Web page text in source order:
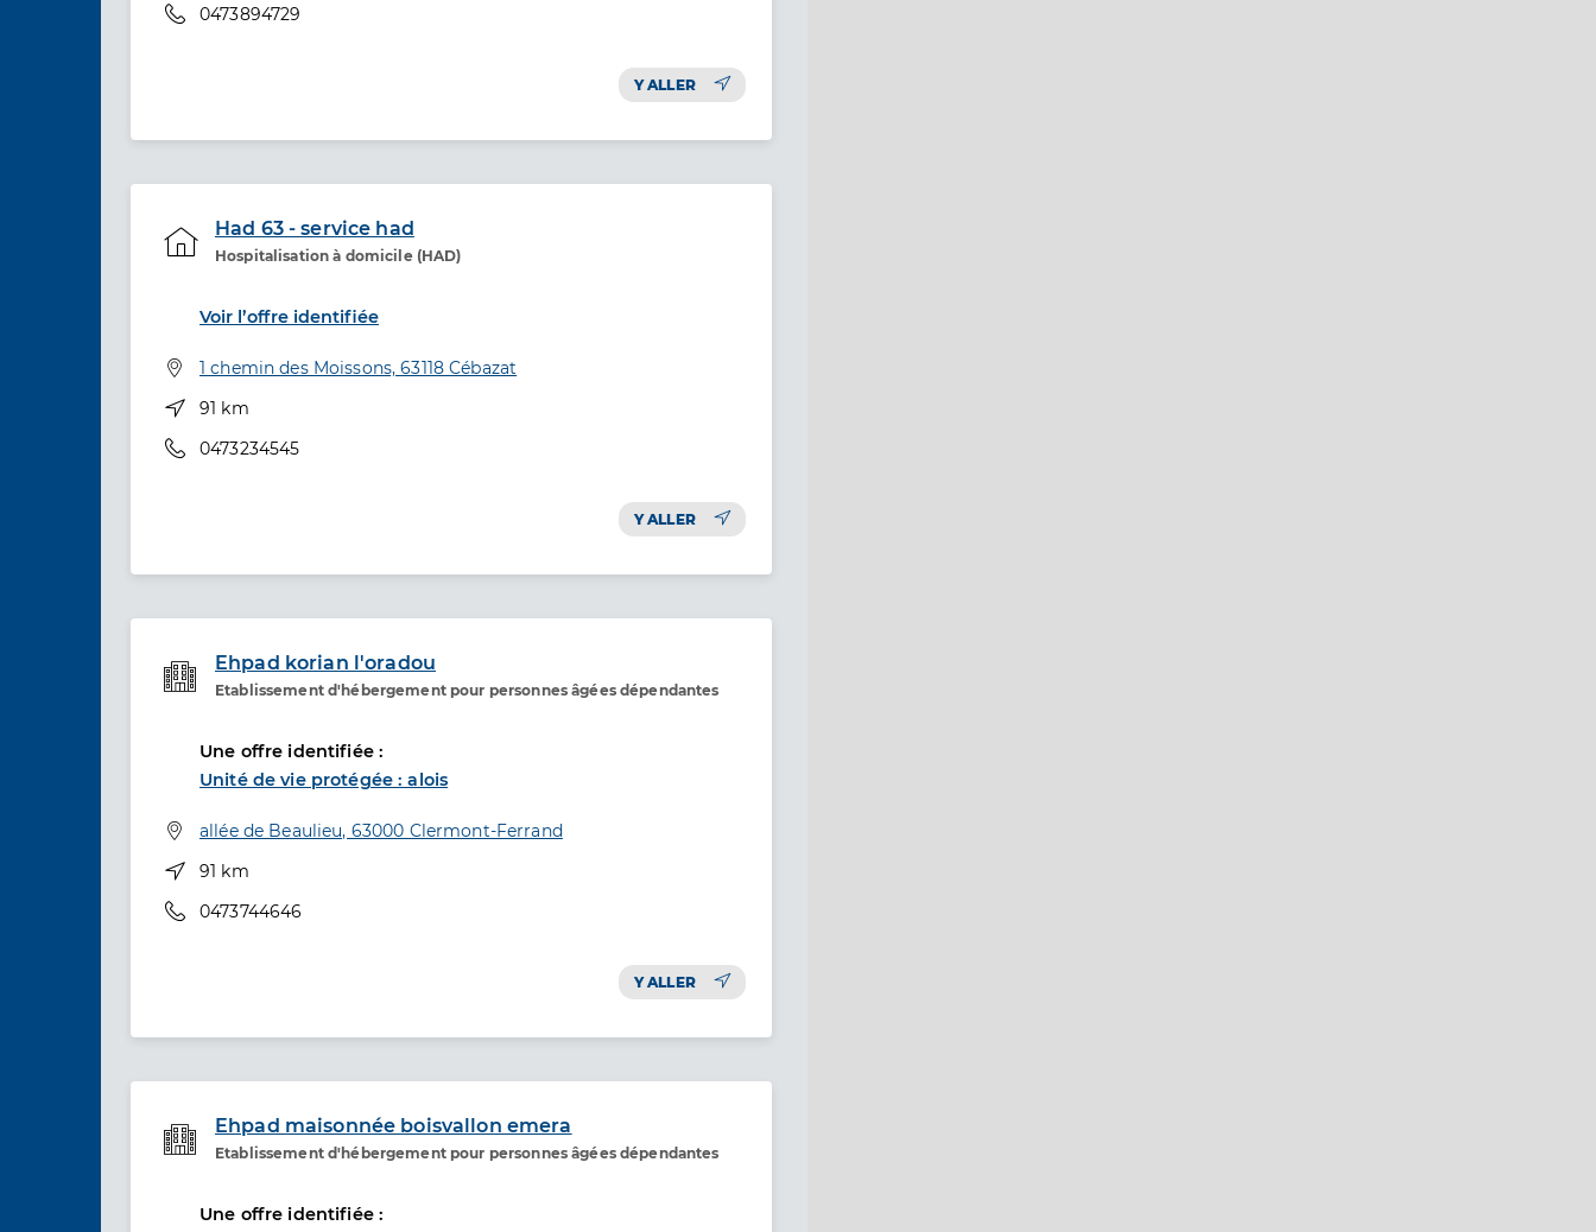
Téléphone
0473894729
Y ALLER
Had 63 - service had
Hospitalisation à domicile (HAD)
Etablissement de soins
Voir l’offre identifiée
Adresse
1 chemin des Moissons, 63118 Cébazat
Distance
91 km
Téléphone
0473234545
Y ALLER
Ehpad korian l'oradou
Etablissement d'hébergement pour personnes âgées dépendantes
Etablissement de soins
Une offre identifiée :
Unité de vie protégée : alois
Adresse
allée de Beaulieu, 63000 Clermont-Ferrand
Distance
91 km
Téléphone
0473744646
Y ALLER
Ehpad maisonnée boisvallon emera
Etablissement d'hébergement pour personnes âgées dépendantes
Etablissement de soins
Une offre identifiée :